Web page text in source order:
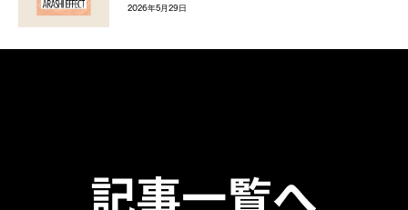
2026年5月29日